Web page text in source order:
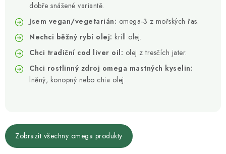
dobře snášené variantě.
Jsem vegan/vegetarián: omega-3 z mořských řas.
Nechci běžný rybí olej: krill olej.
Chci tradiční cod liver oil: olej z tresčích jater.
Chci rostlinný zdroj omega mastných kyselin:
lněný, konopný nebo chia olej.
Zobrazit všechny omega produkty